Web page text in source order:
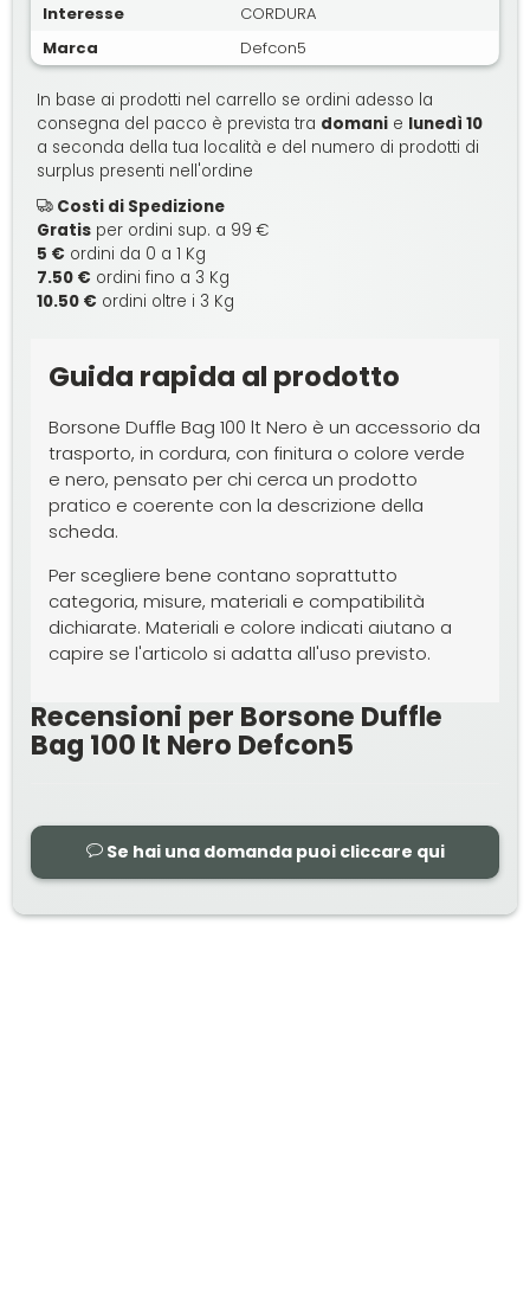
Interesse
CORDURA
Marca
Defcon5
In base ai prodotti nel carrello se ordini adesso la
consegna del pacco è prevista tra domani e lunedì 10
a seconda della tua località e del numero di prodotti di
surplus presenti nell'ordine
Costi di Spedizione
Gratis per ordini sup. a 99 €
5 € ordini da 0 a 1 Kg
7.50 € ordini fino a 3 Kg
10.50 € ordini oltre i 3 Kg
Guida rapida al prodotto
Borsone Duffle Bag 100 lt Nero è un accessorio da
trasporto, in cordura, con finitura o colore verde
e nero, pensato per chi cerca un prodotto
pratico e coerente con la descrizione della
scheda.
Per scegliere bene contano soprattutto
categoria, misure, materiali e compatibilità
dichiarate. Materiali e colore indicati aiutano a
capire se l'articolo si adatta all'uso previsto.
Recensioni per Borsone Duffle
Bag 100 lt Nero Defcon5
Se hai una domanda puoi cliccare qui